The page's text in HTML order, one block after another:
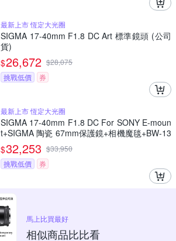
最新上市 恆定大光圈
SIGMA 17-40mm F1.8 DC Art 標準鏡頭 (公司
貨)
$26,672 $28,075
挑戰低價
券
最新上市 恆定大光圈
SIGMA 17-40mm F1.8 DC For SONY E-moun
t+SIGMA 陶瓷 67mm保護鏡+相機魔毯+BW-13
0吹球+3030麂皮清潔布 (公司貨)
$32,253 $33,950
挑戰低價
券
馬上比買最好
相似商品比比看